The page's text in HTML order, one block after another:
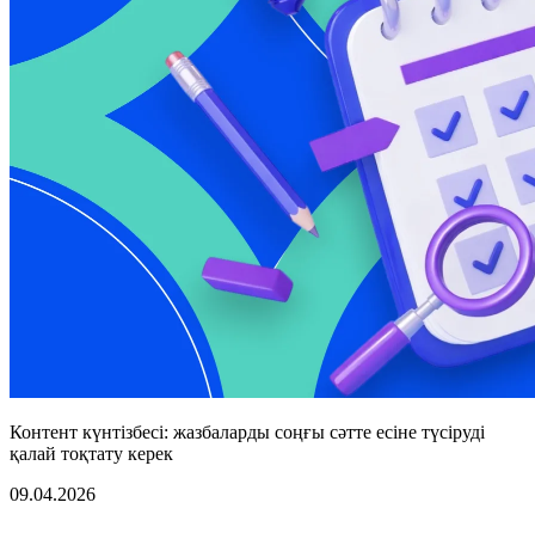
Контент күнтізбесі: жазбаларды соңғы сәтте есіне түсіруді
қалай тоқтату керек
09.04.2026